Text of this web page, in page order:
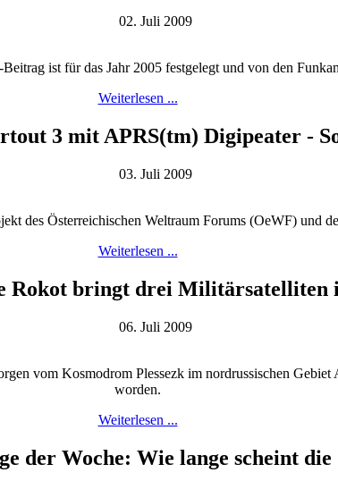
02. Juli 2009
ist für das Jahr 2005 festgelegt und von den
Weiterlesen ...
3 mit APRS(tm) Digipeater -
03. Juli 2009
des Österreichischen Weltraum Forums (OeWF) und
Weiterlesen ...
Rokot bringt drei Militärsatelliten
06. Juli 2009
vom Kosmodrom Plessezk im nordrussischen Gebiet
worden.
Weiterlesen ...
der Woche: Wie lange scheint die